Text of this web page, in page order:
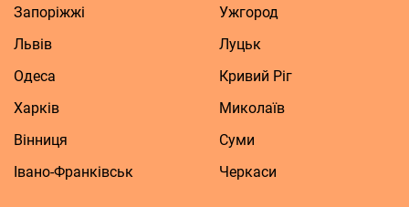
Запоріжжі
Львів
Одеса
Харків
Вінниця
Івано-Франківськ
Ужгород
Луцьк
Кривий Ріг
Миколаїв
Суми
Черкаси